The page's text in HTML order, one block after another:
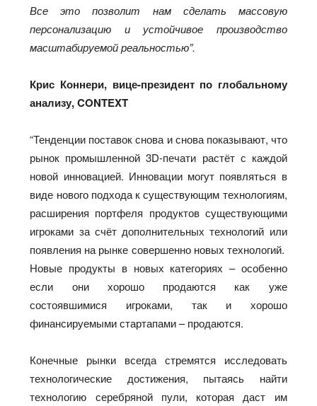
Все это позволит нам сделать массовую
персонализацию и устойчивое производство
масштабируемой реальностью”.
Крис Коннери, вице-президент по глобальному
анализу, CONTEXT
“Тенденции поставок снова и снова показывают, что
рынок промышленной 3D-печати растёт с каждой
новой инновацией. Инновации могут появляться в
виде нового подхода к существующим технологиям,
расширения портфеля продуктов существующими
игроками за счёт дополнительных технологий или
появления на рынке совершенно новых технологий.
Новые продукты в новых категориях – особенно
если они хорошо продаются как уже
состоявшимися игроками, так и хорошо
финансируемыми стартапами – продаются.
Конечные рынки всегда стремятся исследовать
технологические достижения, пытаясь найти
технологию серебряной пули, которая даст им